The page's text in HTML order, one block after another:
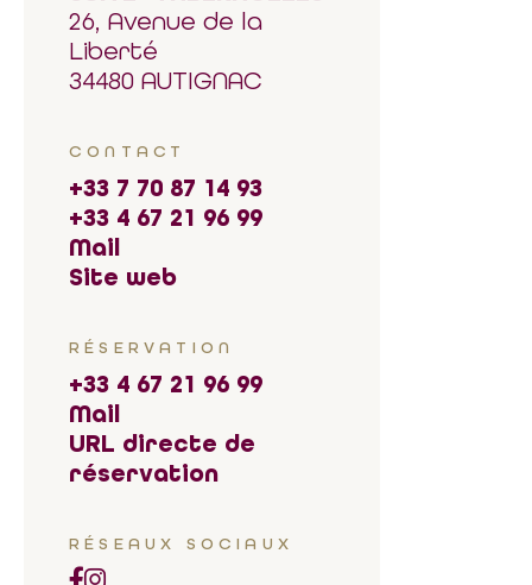
26, Avenue de la
Liberté
34480 AUTIGNAC
CONTACT
+33 7 70 87 14 93
+33 4 67 21 96 99
Mail
Site web
RÉSERVATION
+33 4 67 21 96 99
Mail
URL directe de
réservation
RÉSEAUX SOCIAUX